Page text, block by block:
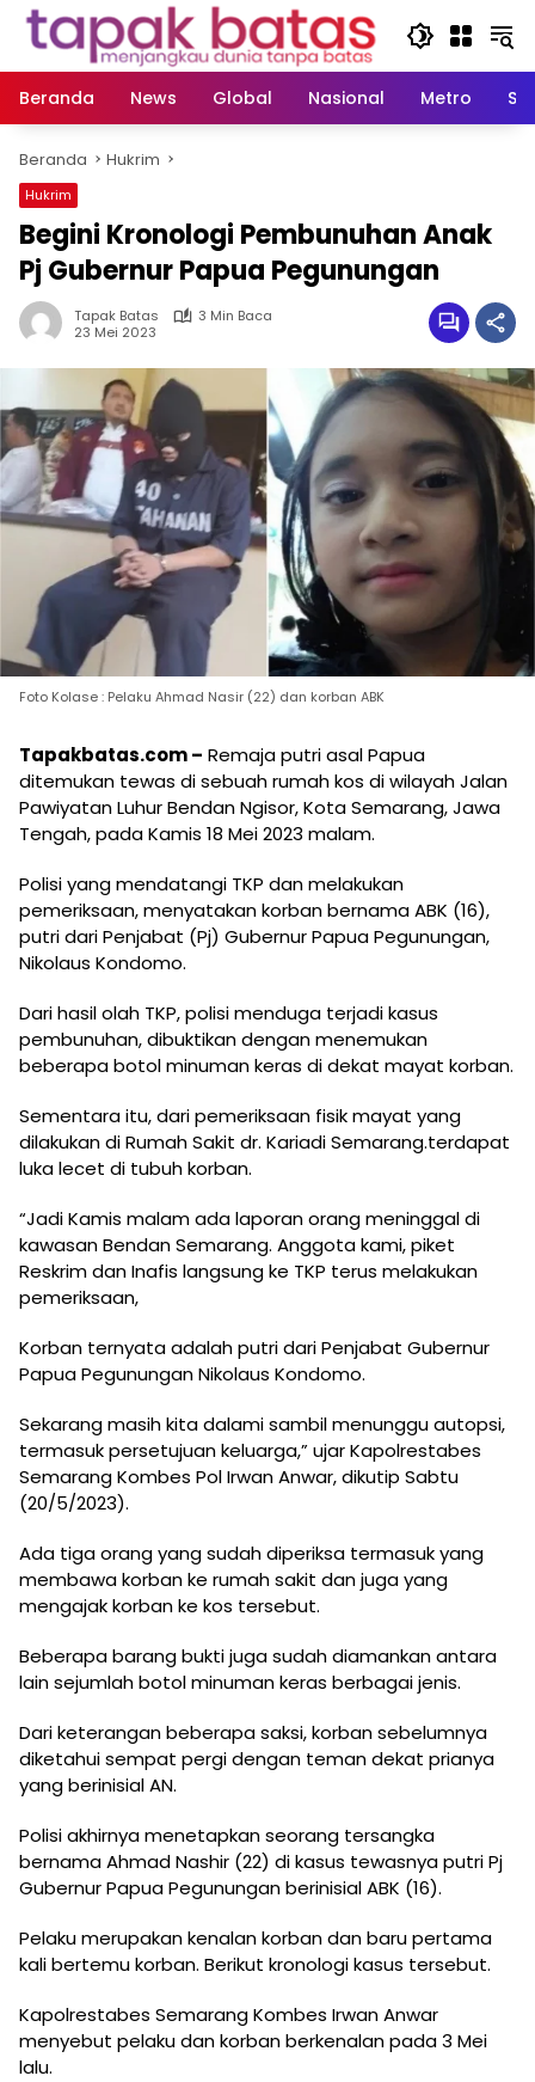
Langsung
Beranda
News Global Nasional Metro
Beranda Hukrim
Hukrim
Begini Kronologi Pembunuhan Anak
Pj Gubernur Papua Pegunungan
Tapak Batas
3 Min Baca
23 Mei 2023
Foto Kolase : Pelaku Ahmad Nasir (22) dan korban ABK
Tapakbatas.com – Remaja putri asal Papua
ditemukan tewas di sebuah rumah kos di wilayah Jalan
Pawiyatan Luhur Bendan Ngisor, Kota Semarang, Jawa
Tengah, pada Kamis 18 Mei 2023 malam.
Polisi yang mendatangi TKP dan melakukan
pemeriksaan, menyatakan korban bernama ABK (16),
putri dari Penjabat (Pj) Gubernur Papua Pegunungan,
Nikolaus Kondomo.
Dari hasil olah TKP, polisi menduga terjadi kasus
pembunuhan, dibuktikan dengan menemukan
beberapa botol minuman keras di dekat mayat korban.
Sementara itu, dari pemeriksaan fisik mayat yang
dilakukan di Rumah Sakit dr. Kariadi Semarang.terdapat
luka lecet di tubuh korban.
“Jadi Kamis malam ada laporan orang meninggal di
kawasan Bendan Semarang. Anggota kami, piket
Reskrim dan Inafis langsung ke TKP terus melakukan
pemeriksaan,
Korban ternyata adalah putri dari Penjabat Gubernur
Papua Pegunungan Nikolaus Kondomo.
Sekarang masih kita dalami sambil menunggu autopsi,
termasuk persetujuan keluarga,” ujar Kapolrestabes
Semarang Kombes Pol Irwan Anwar, dikutip Sabtu
(20/5/2023).
Ada tiga orang yang sudah diperiksa termasuk yang
membawa korban ke rumah sakit dan juga yang
mengajak korban ke kos tersebut.
Beberapa barang bukti juga sudah diamankan antara
lain sejumlah botol minuman keras berbagai jenis.
Dari keterangan beberapa saksi, korban sebelumnya
diketahui sempat pergi dengan teman dekat prianya
yang berinisial AN.
Polisi akhirnya menetapkan seorang tersangka
bernama Ahmad Nashir (22) di kasus tewasnya putri Pj
Gubernur Papua Pegunungan berinisial ABK (16).
Pelaku merupakan kenalan korban dan baru pertama
kali bertemu korban. Berikut kronologi kasus tersebut.
Kapolrestabes Semarang Kombes Irwan Anwar
menyebut pelaku dan korban berkenalan pada 3 Mei
lalu.